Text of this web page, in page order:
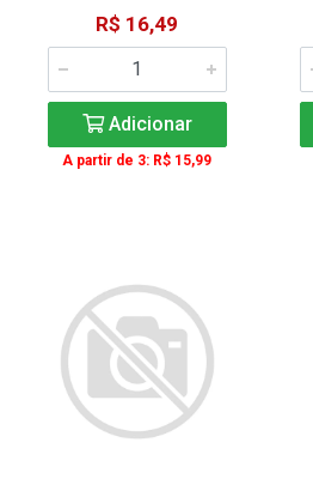
R$ 16,49
Adicionar
A partir de 3: R$ 15,99